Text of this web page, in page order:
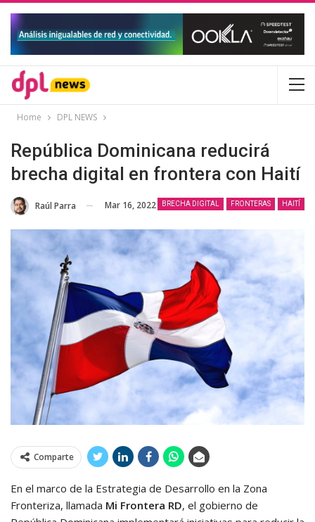
Home DPL NEWS
República Dominicana reducirá
brecha digital en frontera con Haití
BRECHA DIGITAL FRONTERAS HAITÍ
Raúl Parra Mar 16, 2022
Comparte
En el marco de la Estrategia de Desarrollo en la Zona
Fronteriza, llamada Mi Frontera RD, el gobierno de